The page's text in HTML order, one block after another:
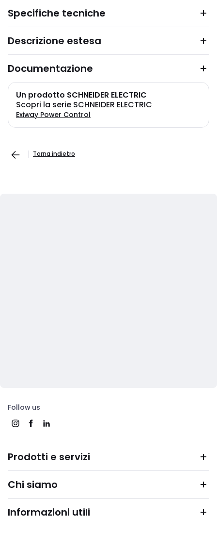
Specifiche tecniche
Descrizione estesa
Documentazione
Un prodotto SCHNEIDER ELECTRIC
Scopri la serie SCHNEIDER ELECTRIC
Exiway Power Control
Torna indietro
Follow us
Prodotti e servizi
Chi siamo
Informazioni utili